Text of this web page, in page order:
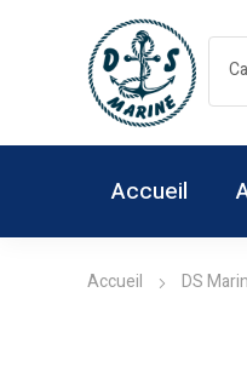
Accueil
Accueil DS